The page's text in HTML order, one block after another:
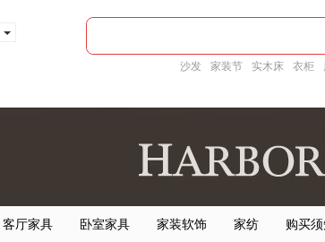
沙发 家装节 实木床 衣柜
客厅家具 卧室家具 家装软饰 家纺 购买